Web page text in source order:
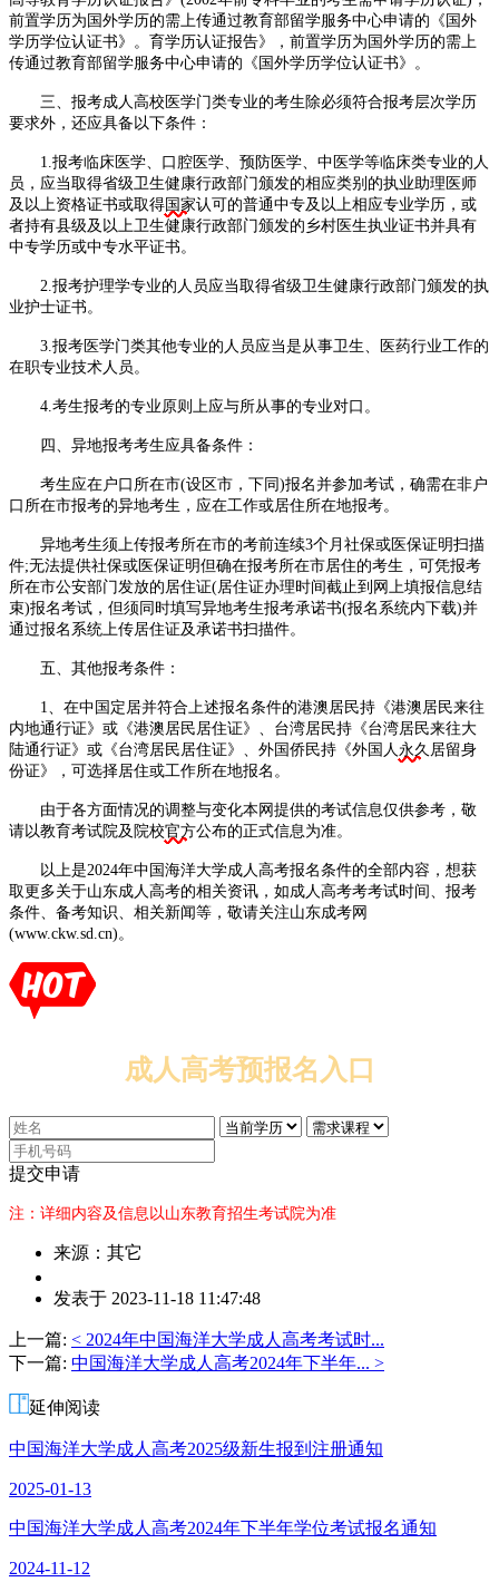
前置学历为国外学历的需上传通过教育部留学服务中心申请的《国外
学历学位认证书》。育学历认证报告》，前置学历为国外学历的需上
传通过教育部留学服务中心申请的《国外学历学位认证书》。
三、报考成人高校医学门类专业的考生除必须符合报考层次学历
要求外，还应具备以下条件：
1.报考临床医学、口腔医学、预防医学、中医学等临床类专业的人
员，应当取得省级卫生健康行政部门颁发的相应类别的执业助理医师
及以上资格证书或取得 国家认可的普通中专及以上相应专业学历，或
者持有县级及以上卫生健康行政部门颁发的乡村医生执业证书并具有
中专学历或中专水平证书。
2.报考护理学专业的人员应当取得省级卫生健康行政部门颁发的执
业护士证书。
3.报考医学门类其他专业的人员应当是从事卫生、医药行业工作的
在职专业技术人员。
4.考生报考的专业原则上应与所从事的专业对口。
四、异地报考考生应具备条件：
考生应在户口所在市(设区市，下同)报名并参加考试，确需在非户
口所在市报考的异地考生，应在工作或居住所在地报考。
异地考生须上传报考所在市的考前连续3个月社保或医保证明扫描
件;无法提供社保或医保证明但确在报考所在市居住的考生，可凭报考
所在市公安部门发放的居住证(居住证办理时间截止到网上填报信息结
束)报名考试，但须同时填写异地考生报考承诺书(报名系统内下载)并
通过报名系统上传居住证及承诺书扫描件。
五、其他报考条件：
1、在中国定居并符合上述报名条件的港澳居民持《港澳居民来往
内地通行证》或《港澳居民居住证》、台湾居民持《台湾居民来往大
陆通行证》或《台湾居民居住证》、外国侨民持《外国人 永久 居留身
份证》，可选择居住或工作所在地报名。
由于各方面情况的调整与变化本网提供的考试信息仅供参考，敬
请以教育考试院及院校官方公布的正式信息为准。
以上是2024年中国海洋大学成人高考报名条件的全部内容，想获
取更多关于山东成人高考的相关资讯，如成人高考考考试时间、报考
条件、备考知识、相关新闻等，敬请关注山东成考网
(www.ckw.sd.cn)。
成人高考预报名入口
提交申请
注：详细内容及信息以山东教育招生考试院为准
来源：其它
者：
老
师
发表于 2023-11-18 11:47:48
上一篇: < 2024年中国海洋大学成人高考考试时...
下一篇: 中国海洋大学成人高考2024年下半年... >
延伸阅读
中国海洋大学成人高考2025级新生报到注册通知
2025-01-13
中国海洋大学成人高考2024年下半年学位考试报名通知
2024-11-12